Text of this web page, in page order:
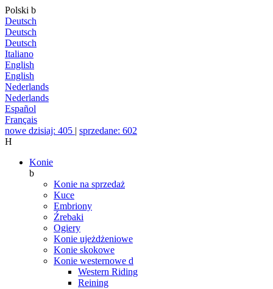
Polski b
Deutsch
Deutsch
Deutsch
Italiano
English
English
Nederlands
Nederlands
Español
Français
nowe dzisiaj: 405 | sprzedane: 602
H
Konie
b
Konie na sprzedaż
Kuce
Embriony
Źrebaki
Ogiery
Konie ujeżdżeniowe
Konie skokowe
Konie westernowe d
Western Riding
Reining